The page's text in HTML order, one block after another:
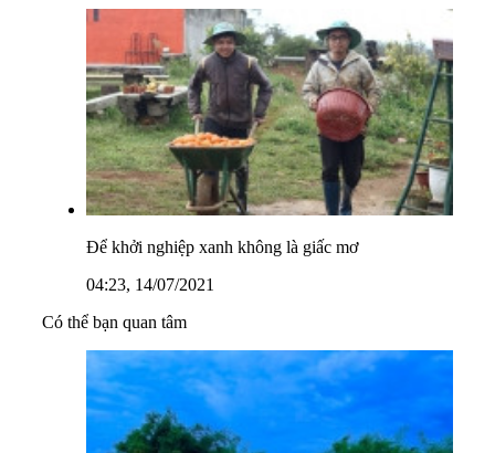
Để khởi nghiệp xanh không là giấc mơ
04:23, 14/07/2021
Có thể bạn quan tâm